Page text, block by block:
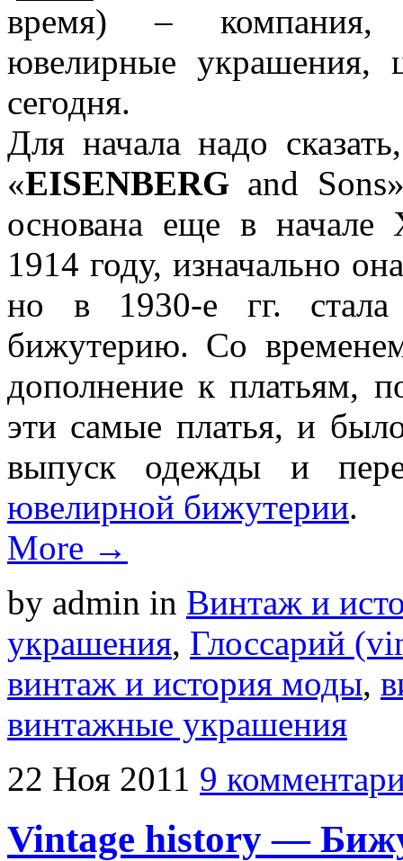
время) – компания,
ювелирные украшения,
сегодня.
Для начала надо
«EISENBERG and
основана еще в начале
1914 году, изначально
но в 1930-е гг. стала
бижутерию. Со
дополнение к платьям,
эти самые платья, и
выпуск одежды и
ювелирной бижутерии.
More →
by admin in Винтаж и
украшения, Глоссарий
винтаж и история моды,
винтажные украшения
22 Ноя 2011 9
Vintage history —